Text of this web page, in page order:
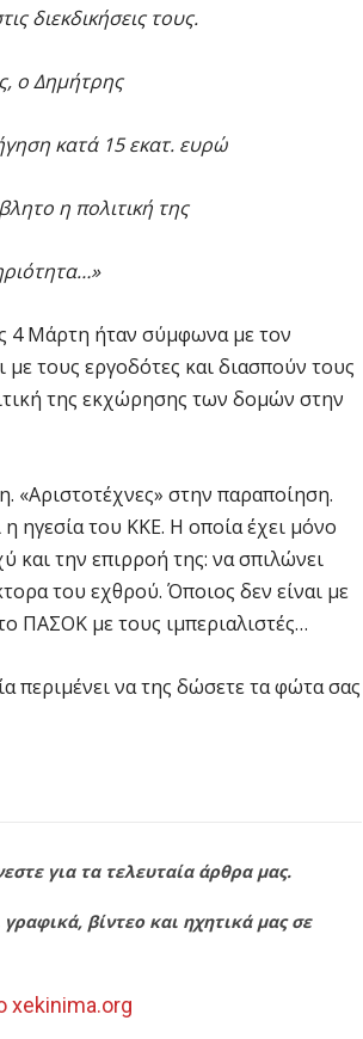
διεκδικήσεις τους.
ο Δημήτρης
κατά 15 εκατ. ευρώ
η πολιτική της
4 Μάρτη ήταν σύμφωνα με τον
τους εργοδότες και διασπούν τους
της εκχώρησης των δομών στην
«Αριστοτέχνες» στην παραποίηση.
η ηγεσία του ΚΚΕ. Η οποία έχει μόνο
και την επιρροή της: να σπιλώνει
του εχθρού. Όποιος δεν είναι με
ΠΑΣΟΚ με τους ιμπεριαλιστές…
περιμένει να της δώσετε τα φώτα σας
για τα τελευταία άρθρα μας.
βίντεο και ηχητικά μας σε
xekinima.org